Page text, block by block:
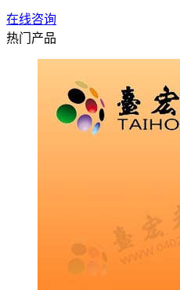
在线咨询
热门产品